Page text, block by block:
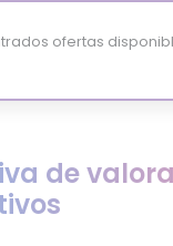
ofertas
de